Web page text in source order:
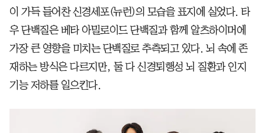
이 가득 들어찬 신경세포(뉴런)의 모습을 표지에 실었다. 타
우 단백질은 베타 아밀로이드 단백질과 함께 알츠하이머에
가장 큰 영향을 미치는 단백질로 추측되고 있다. 뇌 속에 존
재하는 방식은 다르지만, 둘 다 신경퇴행성 뇌 질환과 인지
기능 저하를 일으킨다.